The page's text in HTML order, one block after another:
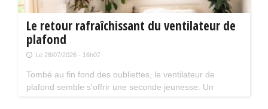
Le retour rafraîchissant du ventilateur de
plafond
Le 28/07/2026 - 16h07
Tombé au fin fond des oubliettes, le ventilateur de
plafond semble s'offrir une seconde jeunesse. Un